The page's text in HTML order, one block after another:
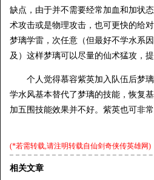
缺点，由于并不需要经常加血和加状
术攻击或是物理攻击，也可更快的给
梦璃学雷，次任意（但最好不学水系
及）这样梦璃可以尽量的仙术猛攻，提
个人觉得慕容紫英加入队伍后梦璃
学水风基本替代了梦璃的技能，恢复
加五围技能效果并不好。紫英也可非
(*若需转载,请注明转载自仙剑奇侠传英雄网)
相关文章